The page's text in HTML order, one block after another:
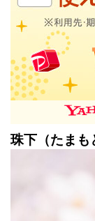
珠下（たまも